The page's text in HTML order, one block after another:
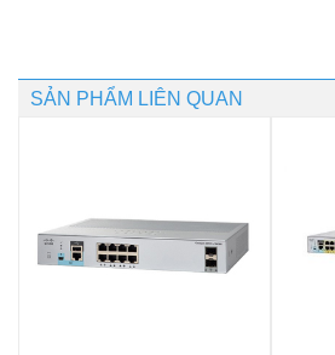
SẢN PHẨM LIÊN QUAN